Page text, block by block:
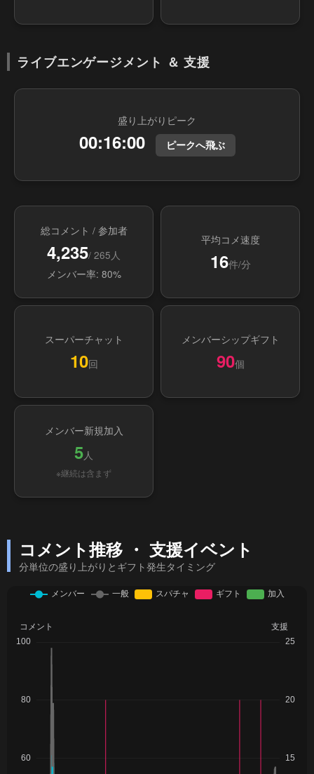
ライブエンゲージメント ＆ 支援
盛り上がりピーク
00:16:00 ピークへ飛ぶ
総コメント / 参加者
4,235/ 265人
メンバー率: 80%
平均コメ速度
16件/分
スーパーチャット
10回
メンバーシップギフト
90個
メンバー新規加入
5人
※継続は含まず
コメント推移 ・ 支援イベント
分単位の盛り上がりとギフト発生タイミング